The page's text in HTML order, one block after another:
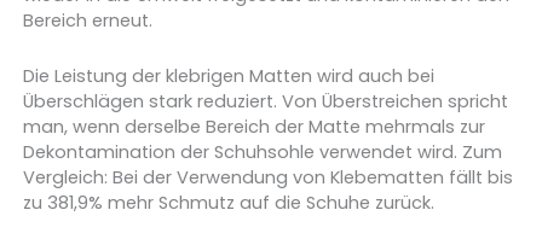
Bereich erneut.
Die Leistung der klebrigen Matten wird auch bei
Überschlägen stark reduziert. Von Überstreichen spricht
man, wenn derselbe Bereich der Matte mehrmals zur
Dekontamination der Schuhsohle verwendet wird. Zum
Vergleich: Bei der Verwendung von Klebematten fällt bis
zu 381,9% mehr Schmutz auf die Schuhe zurück.